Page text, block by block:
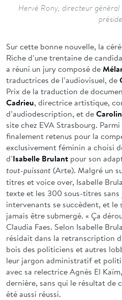
Hervé Rony, directeur général
Sur cette bonne nouvelle, la
Riche d’une trentaine de
a réuni un jury composé de
traductrices de l’audiovisuel, de
Prix de la traduction de
Cadrieu, directrice artistique,
d’audiodescription, et de
site chez EVA Strasbourg.
finalement retenus pour la
exclusivement féminin a choisi
d’Isabelle Brulant pour son
tout-puissant(Arte). Malgré un
titres et voice over, Isabelle
texte et les 300 sous-titres sans
intervenants se succèdent, et le
jamais être submergé. « Ça
Claudia Faes. Selon Isabelle
résidait dans la retranscription
bois des politiciens et autres
leur jargon administratif et
avec sa relectrice Agnès El
dernière, sans qui le résultat de
été aussi réussi.